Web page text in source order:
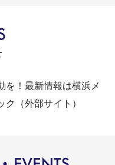
を！最新情報は横浜メ
（外部サイト）